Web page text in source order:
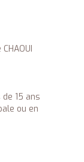
15 ans
ou en